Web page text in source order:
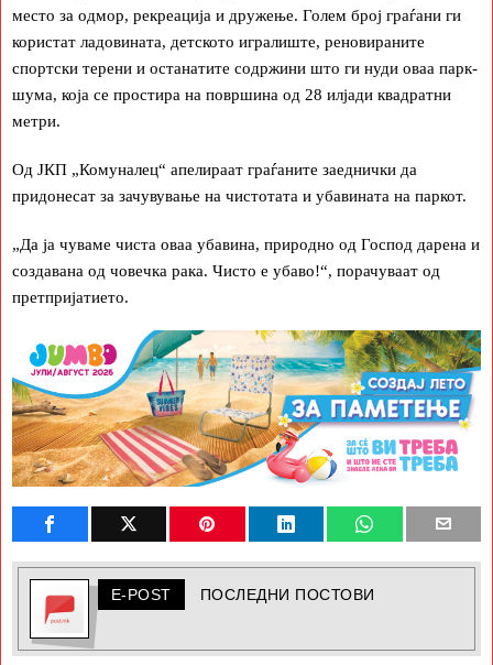
место за одмор, рекреација и дружење. Голем број граѓани ги
користат ладовината, детското игралиште, реновираните
спортски терени и останатите содржини што ги нуди оваа парк-
шума, која се простира на површина од 28 илјади квадратни
метри.
Од ЈКП „Комуналец“ апелираат граѓаните заеднички да
придонесат за зачувување на чистотата и убавината на паркот.
„Да ја чуваме чиста оваа убавина, природно од Господ дарена и
создавана од човечка рака. Чисто е убаво!“, порачуваат од
претпријатието.
E-POST ПОСЛЕДНИ ПОСТОВИ